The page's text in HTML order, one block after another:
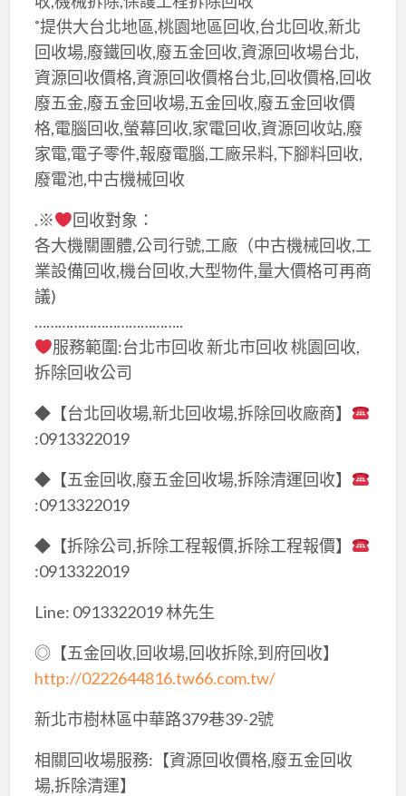
˚提供大台北地區,桃園地區回收,台北回收,新北
回收場,廢鐵回收,廢五金回收,資源回收場台北,
資源回收價格,資源回收價格台北,回收價格,回收
廢五金,廢五金回收場,五金回收,廢五金回收價
格,電腦回收,螢幕回收,家電回收,資源回收站,廢
家電,電子零件,報廢電腦,工廠呆料,下腳料回收,
廢電池,中古機械回收
.※
回收對象：
各大機關團體,公司行號,工廠（中古機械回收,工
業設備回收,機台回收,大型物件,量大價格可再商
議)
………………………………..
服務範圍:台北市回收 新北市回收 桃園回收,
拆除回收公司
◆【台北回收場,新北回收場,拆除回收廠商】
:0913322019
◆【五金回收,廢五金回收場,拆除清運回收】
:0913322019
◆【拆除公司,拆除工程報價,拆除工程報價】
:0913322019
Line: 0913322019 林先生
◎【五金回收,回收場,回收拆除,到府回收】
http://0222644816.tw66.com.tw/
新北市樹林區中華路379巷39-2號
相關回收場服務:【資源回收價格,廢五金回收
場,拆除清運】